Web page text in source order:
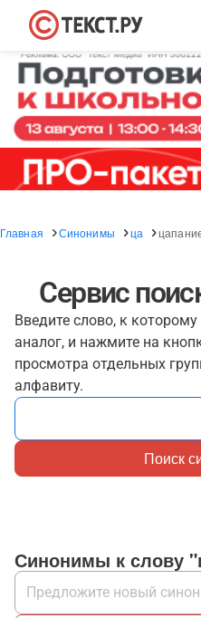
Главная Синонимы ца
Сервис
Введите слово, к
аналог, и нажмите на
просмотра отдельных
алфавиту.
Поиск
Синонимы к слову